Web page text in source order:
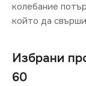
колебание
който да
Избрани
60